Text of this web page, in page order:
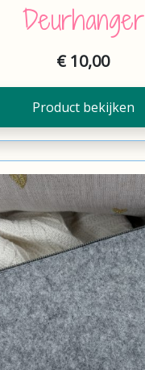
Deurhanger
€10,00
Product bekijken